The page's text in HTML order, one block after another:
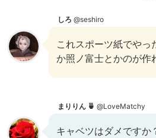
しろ @seshiro
これスポーツ紙でやっ
か照ノ富士とかのが作
まりりん 🍵 @LoveMatchy
キャベツはダメですか